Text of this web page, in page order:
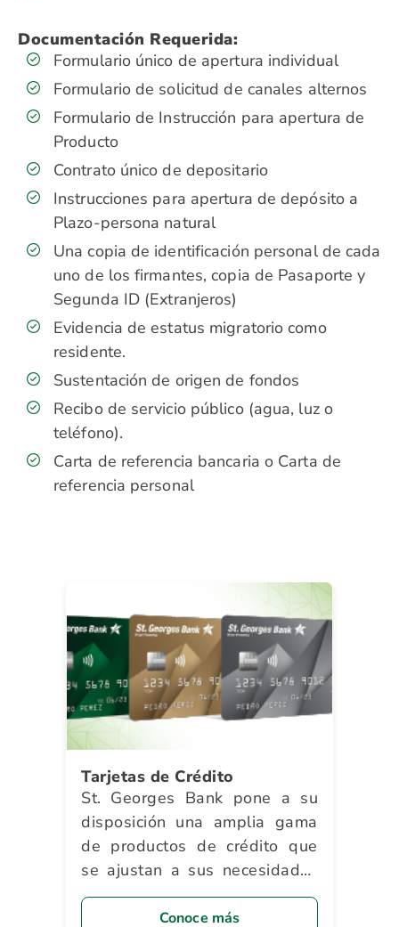
Documentación Requerida:
Formulario único de apertura individual
Formulario de solicitud de canales alternos
Formulario de Instrucción para apertura de
Producto
Contrato único de depositario
Instrucciones para apertura de depósito a
Plazo-persona natural
Una copia de identificación personal de cada
uno de los firmantes, copia de Pasaporte y
Segunda ID (Extranjeros)
Evidencia de estatus migratorio como
residente.
Sustentación de origen de fondos
Recibo de servicio público (agua, luz o
teléfono).
Carta de referencia bancaria o Carta de
referencia personal
Tarjetas de Crédito
St. Georges Bank pone a su
disposición una amplia gama
de productos de crédito que
se ajustan a sus necesidades
y le brindan innumerables
beneficios.Conoce más